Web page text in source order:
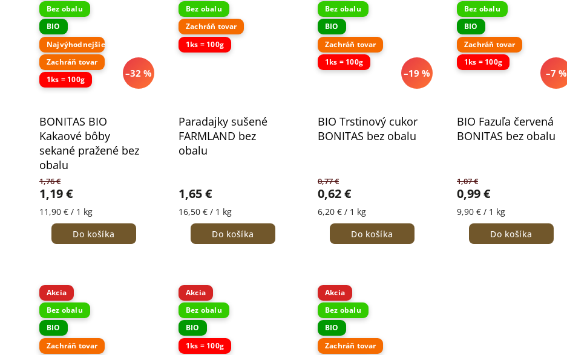
Bez obalu
BIO
Najvýhodnejšie
Zachráň tovar
1ks = 100g
–32 %
BONITAS BIO
Kakaové bôby
sekané pražené bez
obalu
1,76 €
1,19 €
11,90 € / 1 kg
Do košíka
Bez obalu
Zachráň tovar
1ks = 100g
Paradajky sušené
FARMLAND bez
obalu
1,65 €
16,50 € / 1 kg
Do košíka
Bez obalu
BIO
Zachráň tovar
1ks = 100g
–19 %
BIO Trstinový cukor
BONITAS bez obalu
0,77 €
0,62 €
6,20 € / 1 kg
Do košíka
Bez obalu
BIO
Zachráň tovar
1ks = 100g
–7 %
BIO Fazuľa červená
BONITAS bez obalu
1,07 €
0,99 €
9,90 € / 1 kg
Do košíka
Akcia
Bez obalu
BIO
Zachráň tovar
Akcia
Bez obalu
BIO
1ks = 100g
Akcia
Bez obalu
BIO
Zachráň tovar